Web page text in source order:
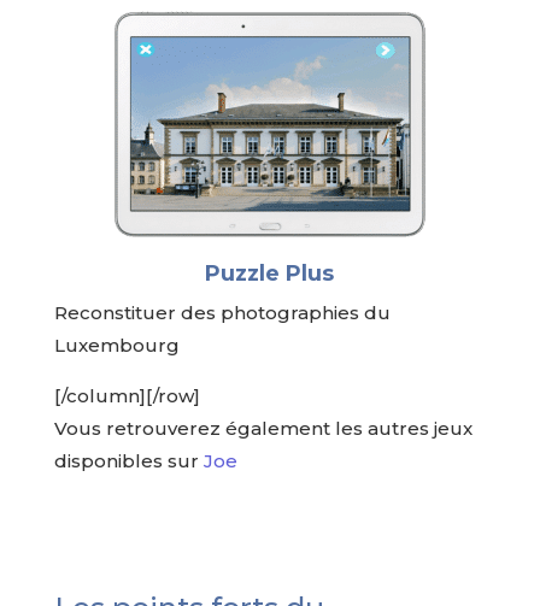
Puzzle Plus
Reconstituer des photographies du
Luxembourg
[/column][/row]
Vous retrouverez également les autres jeux
disponibles sur Joe